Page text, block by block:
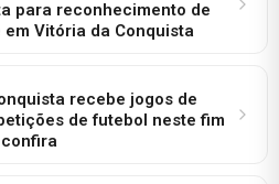
para reconhecimento de
Vitória da Conquista
recebe jogos de
de futebol neste fim